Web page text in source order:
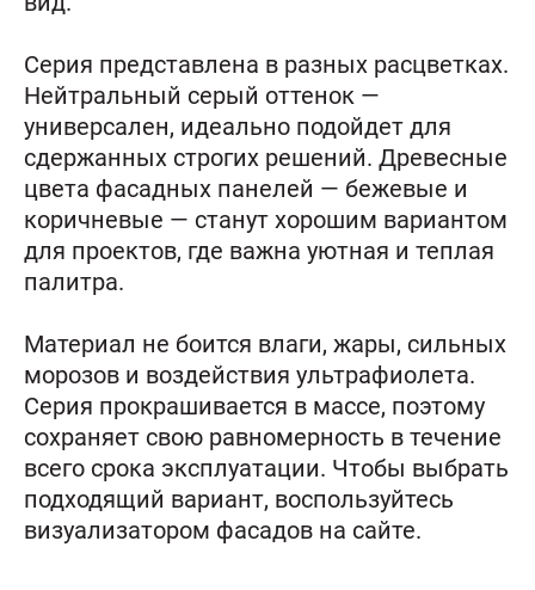
Серия представлена в разных расцветках.
Нейтральный серый оттенок —
универсален, идеально подойдет для
сдержанных строгих решений. Древесные
цвета фасадных панелей — бежевые и
коричневые — станут хорошим вариантом
для проектов, где важна уютная и теплая
палитра.
Материал не боится влаги, жары, сильных
морозов и воздействия ультрафиолета.
Серия прокрашивается в массе, поэтому
сохраняет свою равномерность в течение
всего срока эксплуатации. Чтобы выбрать
подходящий вариант, воспользуйтесь
визуализатором фасадов на сайте.